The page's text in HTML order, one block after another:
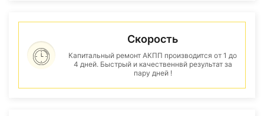
Скорость
Капитальный ремонт АКПП производится от 1 до
4 дней. Быстрый и качественнвй результат за
пару дней !